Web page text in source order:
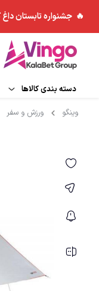
🔥 جشنواره تابستان
دسته بندی کالاها
مد و پوشاک
کوله پشتی
تجهیزات جانبی
وینگو ورزش و سفر